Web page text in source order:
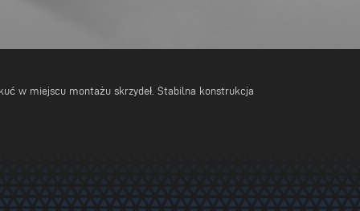
w miejscu montażu skrzydeł. Stabilna konstrukcja